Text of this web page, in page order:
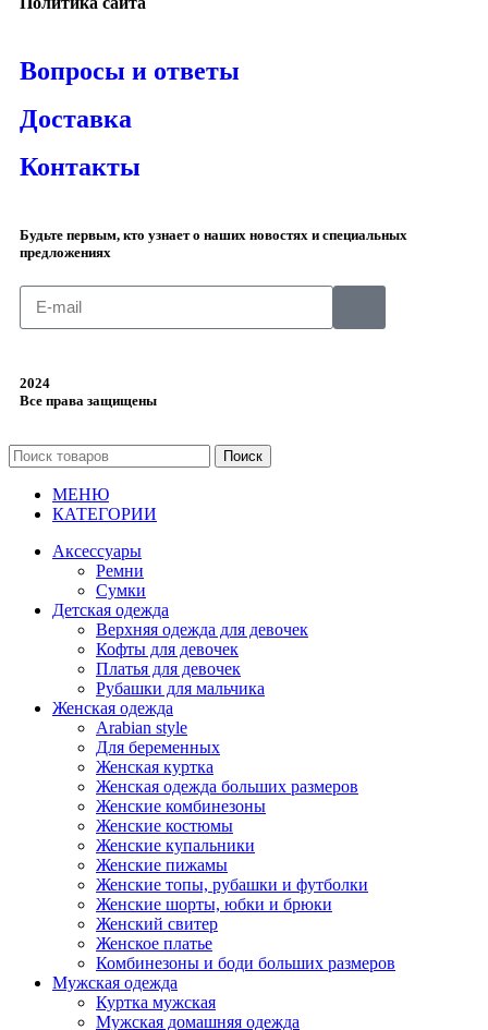
Вопросы и ответы
Доставка
Контакты
Будьте первым, кто узнает о наших новостях и специальных
предложениях
2024
Все права защищены
Поиск
МЕНЮ
КАТЕГОРИИ
Аксессуары
Ремни
Сумки
Детская одежда
Верхняя одежда для девочек
Кофты для девочек
Платья для девочек
Рубашки для мальчика
Женская одежда
Arabian style
Для беременных
Женская куртка
Женская одежда больших размеров
Женские комбинезоны
Женские костюмы
Женские купальники
Женские пижамы
Женские топы, рубашки и футболки
Женские шорты, юбки и брюки
Женский свитер
Женское платье
Комбинезоны и боди больших размеров
Мужская одежда
Куртка мужская
Мужская домашняя одежда